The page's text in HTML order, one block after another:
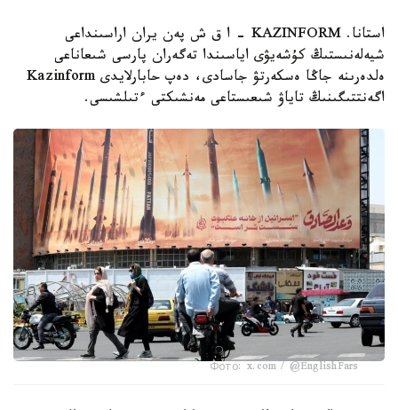
استانا. KAZINFORM - ا ق ش پەن يران اراسىنداعى
شيەلەنىستىڭ كۇشەيۋى اياسىندا تەگەران پارسى شىعاناعى
ەلدەرىنە جاڭا ەسكەرتۋ جاسادى، دەپ حابارلايدى Kazinform
اگەنتتىگىنىڭ تاياۋ شىعىستاعى مەنشىكتى ءتىلشىسى.
Фото: x.com / @EnglishFars